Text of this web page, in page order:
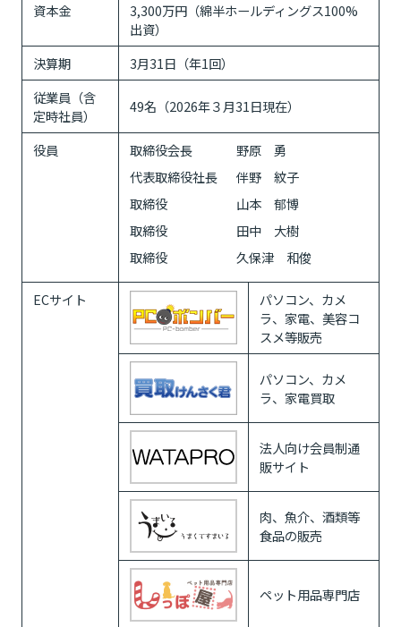
資本金
3,300万円（綿半ホールディングス100%
出資）
決算期
3月31日（年1回）
従業員（含
定時社員）
49名（2026年３月31日現在）
役員 取締役会長
野原 勇
代表取締役社長
伴野 紋子
取締役
山本 郁博
取締役
田中 大樹
取締役
久保津 和俊
ECサイト
パソコン、カメ
ラ、家電、美容コ
スメ等販売
パソコン、カメ
ラ、家電買取
法人向け会員制通
販サイト
肉、魚介、酒類等
食品の販売
ペット用品専門店